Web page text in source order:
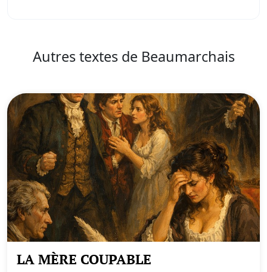
Autres textes de Beaumarchais
LA MÈRE COUPABLE